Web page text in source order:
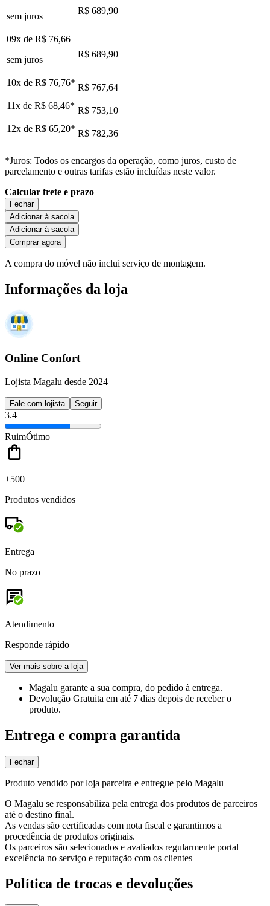
sem juros
R$ 689,90
09x de R$ 76,66
sem juros
R$ 689,90
10x de R$ 76,76* R$ 767,64
11x de R$ 68,46* R$ 753,10
12x de R$ 65,20* R$ 782,36
*Juros: Todos os encargos da operação, como juros, custo de
parcelamento e outras tarifas estão incluídas neste valor.
Calcular frete e prazo
Fechar
Adicionar à sacola
Adicionar à sacola
Comprar agora
A compra do móvel não inclui serviço de montagem.
Informações da loja
Online Confort
Lojista Magalu desde 2024
Fale com lojista Seguir
3.4
RuimÓtimo
+500
Produtos vendidos
Entrega
No prazo
Atendimento
Responde rápido
Ver mais sobre a loja
Magalu garante a sua compra, do pedido à entrega.
Devolução Gratuita em até 7 dias depois de receber o
produto.
Entrega e compra garantida
Fechar
Produto vendido por loja parceira e entregue pelo Magalu
O Magalu se responsabiliza pela entrega dos produtos de parceiros
até o destino final.
As vendas são certificadas com nota fiscal e garantimos a
procedência de produtos originais.
Os parceiros são selecionados e avaliados regularmente portal
excelência no serviço e reputação com os clientes
Política de trocas e devoluções